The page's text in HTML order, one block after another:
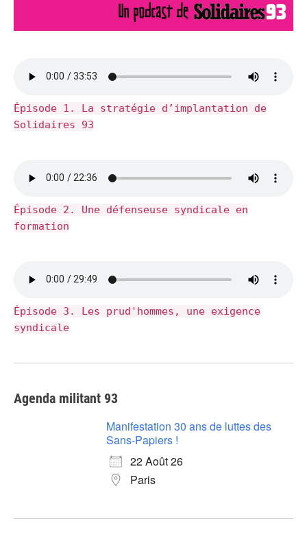
Épisode 1. La stratégie d’implantation de
Solidaires 93
Épisode 2. Une défenseuse syndicale en
formation
Épisode 3. Les prud'hommes, une exigence
syndicale
Agenda militant 93
Manifestation 30 ans de luttes des
Sans-Papiers !
22 Août 26
Paris